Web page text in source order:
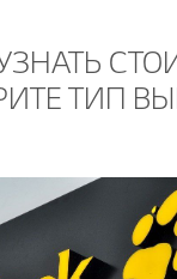
ТИП